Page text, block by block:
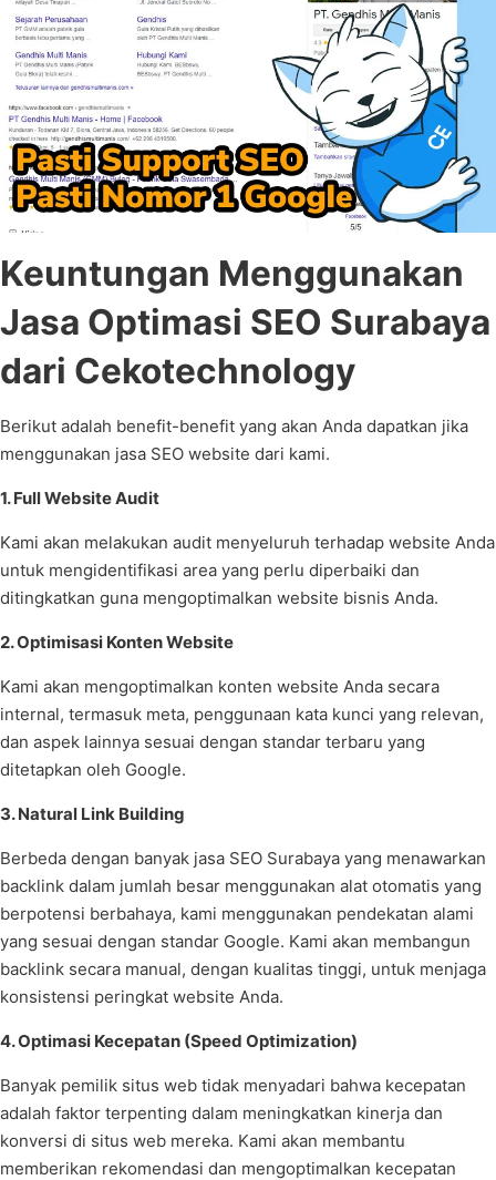
Keuntungan Menggunakan
Jasa Optimasi SEO Surabaya
dari Cekotechnology
Berikut adalah benefit-benefit yang akan Anda dapatkan jika
menggunakan jasa SEO website dari kami.
1. Full Website Audit
Kami akan melakukan audit menyeluruh terhadap website Anda
untuk mengidentifikasi area yang perlu diperbaiki dan
ditingkatkan guna mengoptimalkan website bisnis Anda.
2. Optimisasi Konten Website
Kami akan mengoptimalkan konten website Anda secara
internal, termasuk meta, penggunaan kata kunci yang relevan,
dan aspek lainnya sesuai dengan standar terbaru yang
ditetapkan oleh Google.
3. Natural Link Building
Berbeda dengan banyak jasa SEO Surabaya yang menawarkan
backlink dalam jumlah besar menggunakan alat otomatis yang
berpotensi berbahaya, kami menggunakan pendekatan alami
yang sesuai dengan standar Google. Kami akan membangun
backlink secara manual, dengan kualitas tinggi, untuk menjaga
konsistensi peringkat website Anda.
4. Optimasi Kecepatan (Speed Optimization)
Banyak pemilik situs web tidak menyadari bahwa kecepatan
adalah faktor terpenting dalam meningkatkan kinerja dan
konversi di situs web mereka. Kami akan membantu
memberikan rekomendasi dan mengoptimalkan kecepatan